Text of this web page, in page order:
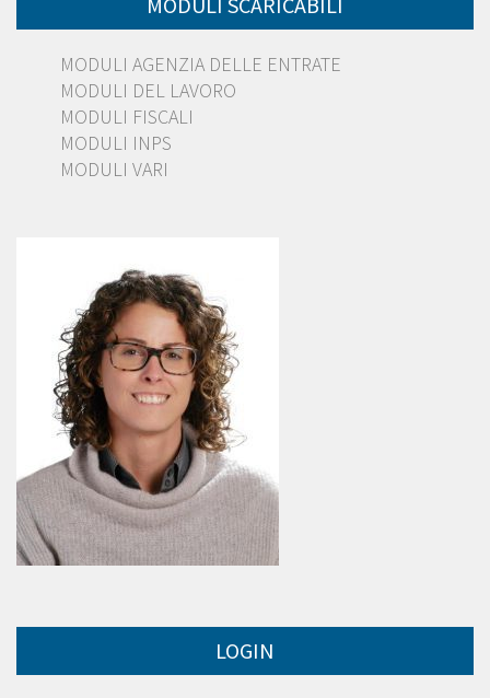
MODULI AGENZIA DELLE ENTRATE
MODULI DEL LAVORO
MODULI FISCALI
MODULI INPS
MODULI VARI
LOGIN